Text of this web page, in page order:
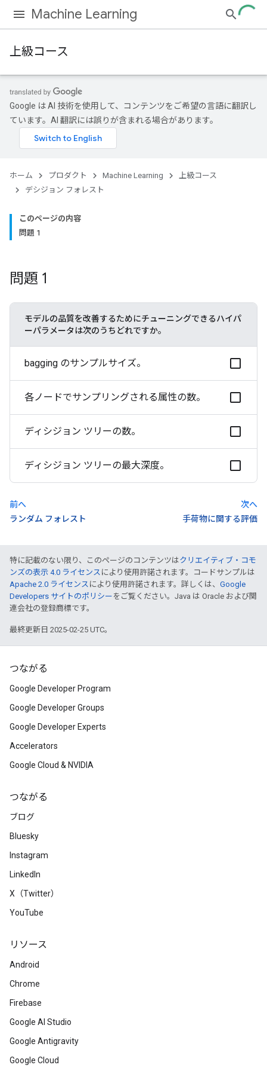
Machine Learning
上級コース
Google は AI 技術を使用して、コンテンツをご希望の言語に翻訳し
ています。AI 翻訳には誤りが含まれる場合があります。
ホーム プロダクト Machine Learning
上級コース
デシジョン フォレスト
このページの内容
問題 1
問題 1
モデルの品質を改善するためにチューニングできるハイパ
ーパラメータは次のうちどれですか。
bagging のサンプルサイズ。
各ノードでサンプリングされる属性の数。
ディシジョン ツリーの数。
ディシジョン ツリーの最大深度。
前へ
ランダム フォレスト
次へ
手荷物に関する評価
特に記載のない限り、このページのコンテンツはクリエイティブ・コモ
ンズの表示 4.0 ライセンス により使用許諾されます。コードサンプルは
Apache 2.0 ライセンス により使用許諾されます。詳しくは、 Google
Developers サイトのポリシー をご覧ください。Java は Oracle および関
連会社の登録商標です。
最終更新日 2025-02-25 UTC。
つながる
Google Developer Program
Google Developer Groups
Google Developer Experts
Accelerators
Google Cloud & NVIDIA
つながる
ブログ
Bluesky
Instagram
LinkedIn
X（Twitter）
YouTube
リソース
Android
Chrome
Firebase
Google AI Studio
Google Antigravity
Google Cloud